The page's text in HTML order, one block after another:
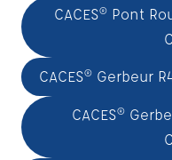
CACES® Pont
CACES® Gerbeur
CACES®